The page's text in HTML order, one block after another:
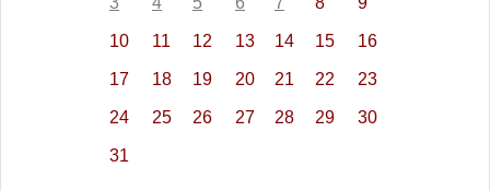
10 11 12 13 14 15 16
17 18 19 20 21 22 23
24 25 26 27 28 29 30
31